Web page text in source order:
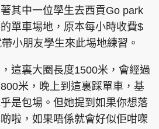
其中一位學生去西貢Go park
單車場地，原本每小時收費$
小朋友學生來此埸地練習。
這裏大圈長度1500米，會經過
米，晚上到這裏踩單車，基
是包場。但她提到如果你想落
啦，如果唔係就會好似佢咁㗎